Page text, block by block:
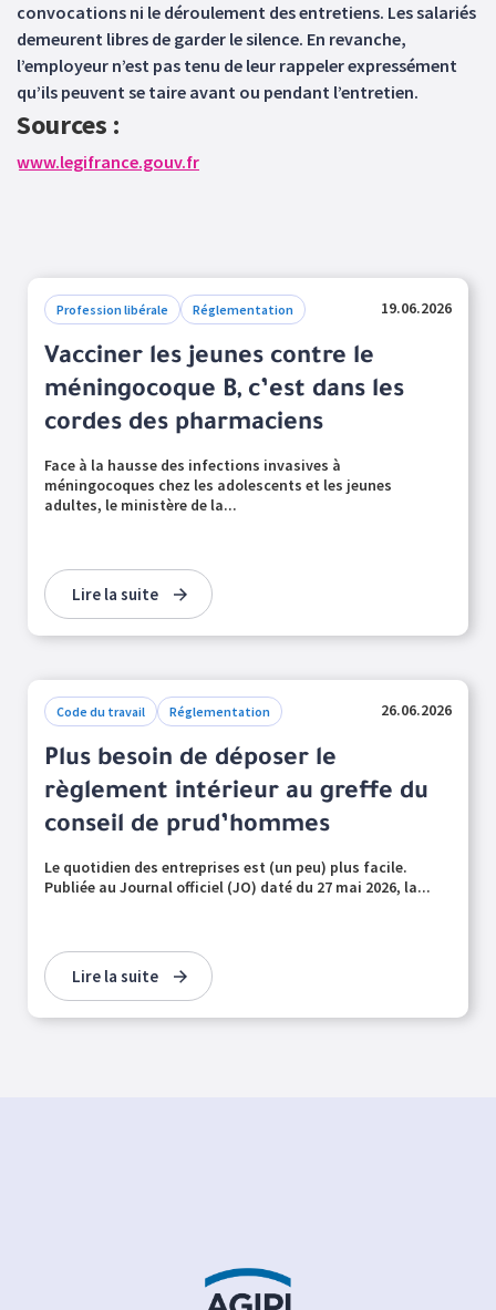
convocations ni le déroulement des entretiens. Les salariés
demeurent libres de garder le silence. En revanche,
l’employeur n’est pas tenu de leur rappeler expressément
qu’ils peuvent se taire avant ou pendant l’entretien.
Sources :
www.legifrance.gouv.fr
Profession libérale Réglementation 19.06.2026
Vacciner les jeunes contre le
méningocoque B, c’est dans les
cordes des pharmaciens
Face à la hausse des infections invasives à
méningocoques chez les adolescents et les jeunes
adultes, le ministère de la...
Lire la suite
Code du travail Réglementation 26.06.2026
Plus besoin de déposer le
règlement intérieur au greffe du
conseil de prud’hommes
Le quotidien des entreprises est (un peu) plus facile.
Publiée au Journal officiel (JO) daté du 27 mai 2026, la...
Lire la suite